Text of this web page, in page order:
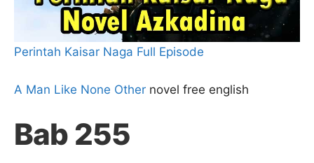
Perintah Kaisar Naga Full Episode
A Man Like None Other novel free english
Bab 255